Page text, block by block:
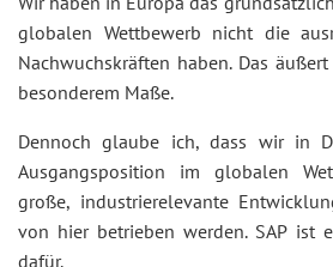
globalen Wettbewerb nicht die
Nachwuchskräften haben. Das
besonderem Maße.
Dennoch glaube ich, dass wir in
Ausgangsposition im globalen
große, industrierelevante
von hier betrieben werden. SAP ist
dafür.